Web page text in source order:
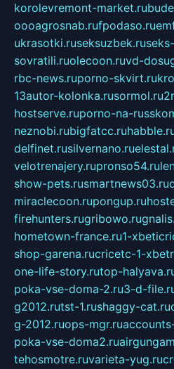
korolevremont-market.ru
oooagrosnab.rufpodaso.ru
ukrasotki.ruseksuzbek.ru
sovratili.ruolecoon.ruvd-
rbc-news.ruporno-skvirt.ru
13autor-kolonka.rusormol.ru
hostserve.ruporno-na-
neznobi.rubigfatcc.ru
delfinet.rusilvernano.ru
velotrenajery.rupronso54.ru
show-pets.rusmartnews03.ru
miraclecoon.rupongup.ru
firehunters.rugribowo.ru
hometown-france.ru1-
shop-garena.rucricetc-1-
one-life-story.rutop-
poka-vse-doma-2.ru3-d-
g2012.rutst-1.rushaggy-cat.ru
g-2012.ruops-mgr.ru
poka-vse-doma2.ru
tehosmotre.ruvarieta-yug.ru